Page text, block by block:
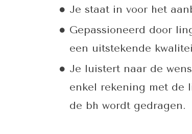
Je staat in voor het
Gepassioneerd door
een uitstekende
Je luistert naar de
enkel rekening met de
de bh wordt gedragen.